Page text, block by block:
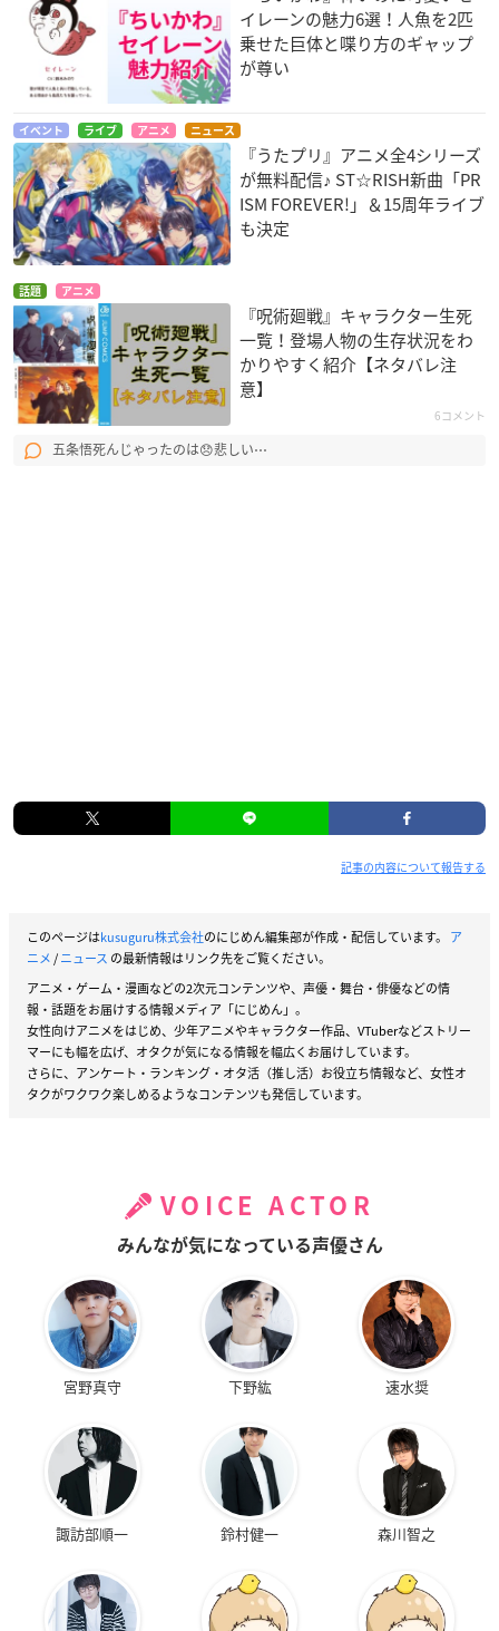
イレーンの魅力6選！人魚を2匹
乗せた巨体と喋り方のギャップ
が尊い
イベント ライブ アニメ ニュース
『うたプリ』アニメ全4シリーズ
が無料配信♪ ST☆RISH新曲「PR
ISM FOREVER!」＆15周年ライブ
も決定
話題 アニメ
『呪術廻戦』キャラクター生死
一覧！登場人物の生存状況をわ
かりやすく紹介【ネタバレ注
意】
6コメント
五条悟死んじゃったのは😞悲しい⋯
記事の内容について報告する
このページはkusuguru株式会社のにじめん編集部が作成・配信しています。 ア
ニメ/ニュース の最新情報はリンク先をご覧ください。
アニメ・ゲーム・漫画などの2次元コンテンツや、声優・舞台・俳優などの情
報・話題をお届けする情報メディア「にじめん」。
女性向けアニメをはじめ、少年アニメやキャラクター作品、VTuberなどストリー
マーにも幅を広げ、オタクが気になる情報を幅広くお届けしています。
さらに、アンケート・ランキング・オタ活（推し活）お役立ち情報など、女性オ
タクがワクワク楽しめるようなコンテンツも発信しています。
VOICE ACTOR
みんなが気になっている声優さん
宮野真守 下野紘 速水奨
諏訪部順一 鈴村健一 森川智之